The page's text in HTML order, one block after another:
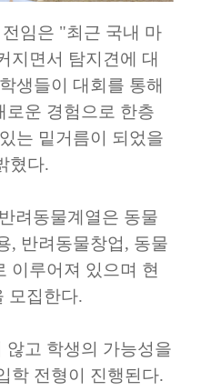
임은 "최근 국내 마
지면서 탐지견에 대
학생들이 대회를 통해
로운 경험으로 한층
는 밑거름이 되었을
혔다.
려동물계열은 동물
, 반려동물창업, 동물
이루어져 있으며 현
모집한다.
않고 학생의 가능성을
학 전형이 진행된다.